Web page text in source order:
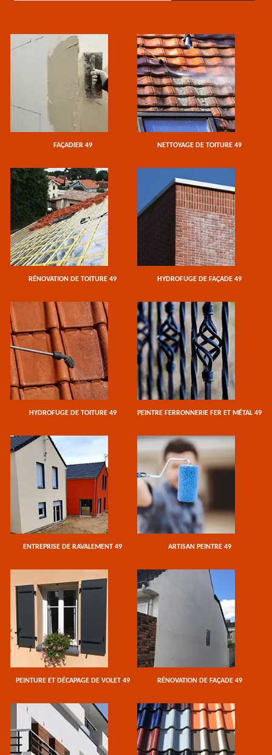
FAÇADIER 49 NETTOYAGE DE TOITURE 49
RÉNOVATION DE TOITURE 49 HYDROFUGE DE FAÇADE 49
HYDROFUGE DE TOITURE 49 PEINTRE FERRONNERIE FER ET MÉTAL 49
ENTREPRISE DE RAVALEMENT 49 ARTISAN PEINTRE 49
PEINTURE ET DÉCAPAGE DE VOLET 49 RÉNOVATION DE FAÇADE 49